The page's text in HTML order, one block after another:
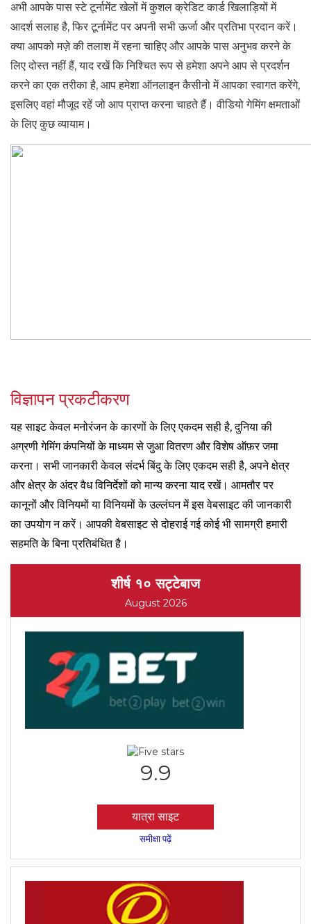
अभी आपके पास स्टे टूर्नामेंट खेलों में कुशल क्रेडिट कार्ड खिलाड़ियों में
आदर्श सलाह है, फिर टूर्नामेंट पर अपनी सभी ऊर्जा और प्रतिभा प्रदान करें।
क्या आपको मज़े की तलाश में रहना चाहिए और आपके पास अनुभव करने के
लिए दोस्त नहीं हैं, याद रखें कि निश्चित रूप से हमेशा अपने आप से प्रदर्शन
करने का एक तरीका है, आप हमेशा ऑनलाइन कैसीनो में आपका स्वागत करेंगे,
इसलिए वहां मौजूद रहें जो आप प्राप्त करना चाहते हैं। वीडियो गेमिंग क्षमताओं
के लिए कुछ व्यायाम।
विज्ञापन प्रकटीकरण
यह साइट केवल मनोरंजन के कारणों के लिए एकदम सही है, दुनिया की
अग्रणी गेमिंग कंपनियों के माध्यम से जुआ वितरण और विशेष ऑफ़र जमा
करना। सभी जानकारी केवल संदर्भ बिंदु के लिए एकदम सही है, अपने क्षेत्र
और क्षेत्र के अंदर वैध विनिर्देशों को मान्य करना याद रखें। आमतौर पर
कानूनों और विनियमों या विनियमों के उल्लंघन में इस वेबसाइट की जानकारी
का उपयोग न करें। आपकी वेबसाइट से दोहराई गई कोई भी सामग्री हमारी
सहमति के बिना प्रतिबंधित है।
शीर्ष १० सट्टेबाज
August 2026
9.9
यात्रा साइट
समीक्षा पढ़ें